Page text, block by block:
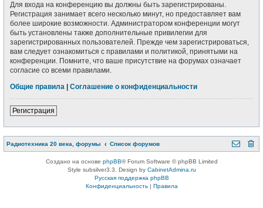
Для входа на конференцию вы должны быть зарегистрированы.
Регистрация занимает всего несколько минут, но предоставляет вам
более широкие возможности. Администратором конференции могут
быть установлены также дополнительные привилегии для
зарегистрированных пользователей. Прежде чем зарегистрироваться,
вам следует ознакомиться с правилами и политикой, принятыми на
конференции. Помните, что ваше присутствие на форумах означает
согласие со всеми правилами.
Общие правила
Соглашение о конфиденциальности
Регистрация
Радиотехника 20 века, форумы Список форумов
Создано на основе phpBB® Forum Software © phpBB Limited
Style subsilver3.3. Design by CabinetAdmina.ru
Русская поддержка phpBB
Конфиденциальность| Правила